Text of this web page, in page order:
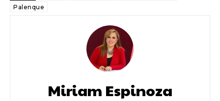
Palenque
Miriam Espinoza